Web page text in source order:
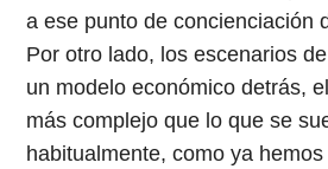
a ese punto de concienciación
Por otro lado, los escenarios
un modelo económico detrás,
más complejo que lo que se
habitualmente, como ya